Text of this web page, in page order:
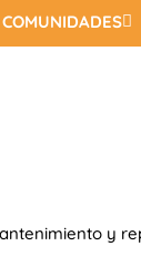
COMUNIDADES
y